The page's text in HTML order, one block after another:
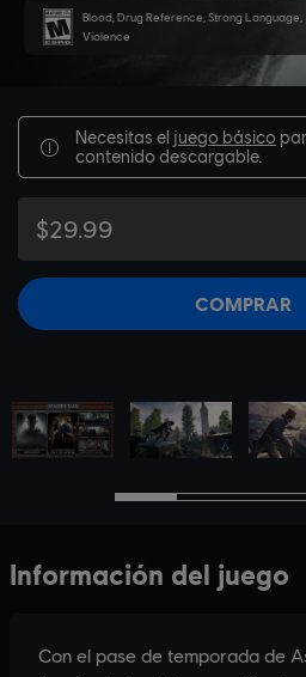
Blood, Drug Reference, Strong Language,
Violence
Necesitas el juego básico
contenido descargable.
$29.99
COMPRAR